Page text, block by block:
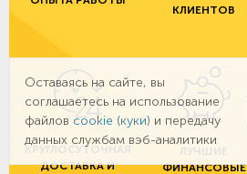
КЛИЕНТОВ
КРУГЛОСУТОЧНАЯ
ДОСТАВКА И
ЛУЧШИЕ
ФИНАНСОВЫЕ
Оставаясь на сайте, вы
соглашаетесь на использование
файлов cookie (куки) и передачу
данных службам вэб-аналитики